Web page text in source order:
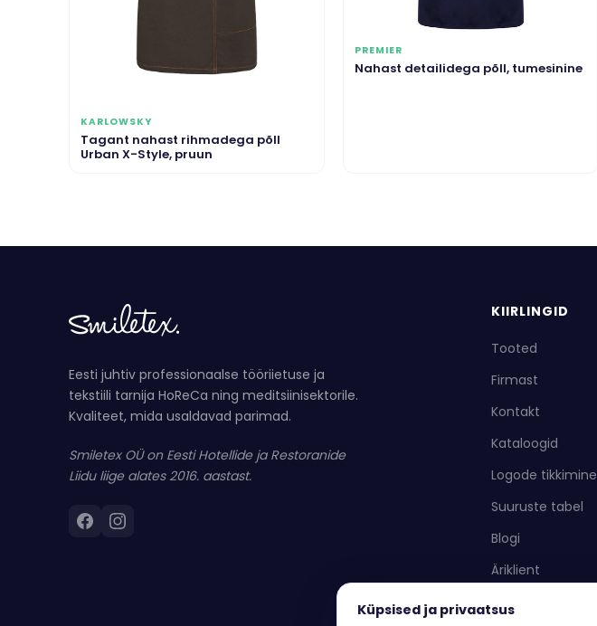
KARLOWSKY
Tagant nahast rihmadega põll
Urban X-Style, pruun
PREMIER
Nahast detailidega põll, tumesinine
Eesti juhtiv professionaalse tööriietuse ja
tekstiili tarnija HoReCa ning meditsiinisektorile.
Kvaliteet, mida usaldavad parimad.
Smiletex OÜ on Eesti Hotellide ja Restoranide
Liidu liige alates 2016. aastast.
KIIRLINGID
Tooted
Firmast
Kontakt
Kataloogid
Logode tikkimine
Suuruste tabel
Blogi
Äriklient
Küpsised ja privaatsus